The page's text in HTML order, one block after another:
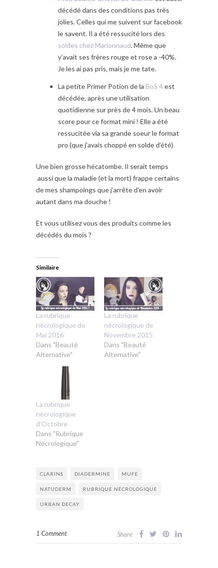
décédé dans des conditions pas très
jolies. Celles qui me suivent sur facebook
le savent. Il a été ressucité lors des
soldes chez Marionnaud. Même que
y’avait ses frères rouge et rose a -40%.
Je les ai pas pris, mais je me tate.
La petite Primer Potion de la BoS 4est
décédée, après une utilisation
quotidienne sur près de 4 mois. Un beau
score pour ce format mini ! Elle a été
ressucitée via sa grande soeur le format
pro (que j’avais choppé en solde d’été)
Une bien grosse hécatombe. Il serait temps
aussi que la maladie (et la mort) frappe certains
de mes shampoings que j’arrête d’en avoir
autant dans ma douche !
Et vous utilisez vous des produits comme les
décédés du mois ?
Similaire
La rubrique
nécrologique de
Mai 2016
Dans "Beauté
Alternative"
La rubrique
nécrologique de
Novembre 2015
Dans "Beauté
Alternative"
La rubrique
nécrologique
d’Octobre
Dans "Rubrique
Nécrologique"
CLARINS DIADERMINE MUFE
NATUDERM RUBRIQUE NÉCROLOGIQUE
URBAN DECAY
1 Comment Share